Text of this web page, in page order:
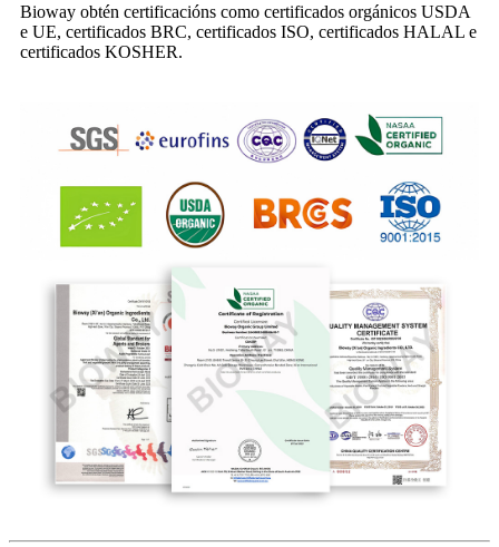
Bioway obtén certificacións como certificados orgánicos USDA
e UE, certificados BRC, certificados ISO, certificados HALAL e
certificados KOSHER.